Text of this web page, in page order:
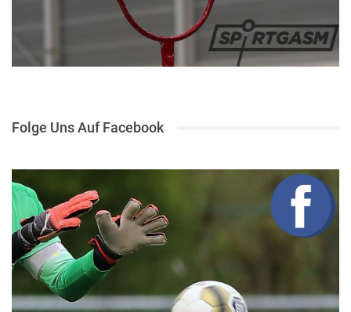
Folge Uns Auf Facebook